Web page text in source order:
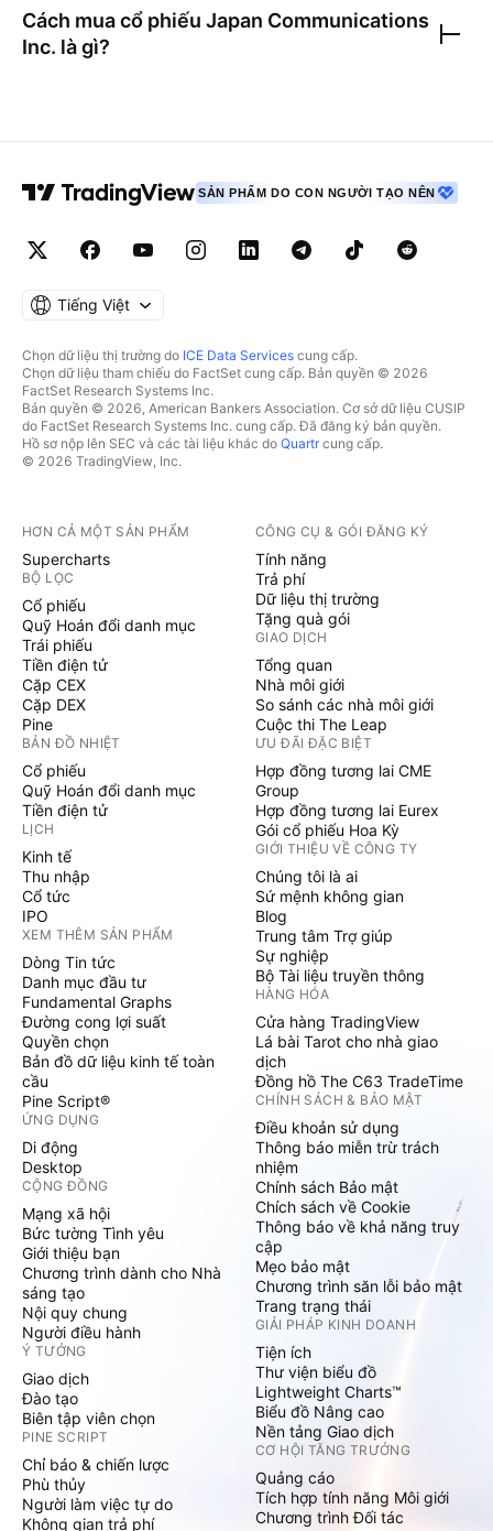
Cách mua cổ phiếu Japan Communications
Inc. là gì?
SẢN PHẨM DO CON NGƯỜI TẠO NÊN
Tiếng Việt
Chọn dữ liệu thị trường do ICE Data Services cung cấp.
Chọn dữ liệu tham chiếu do FactSet cung cấp. Bản quyền © 2026
FactSet Research Systems Inc.
Bản quyền © 2026, American Bankers Association. Cơ sở dữ liệu CUSIP
do FactSet Research Systems Inc. cung cấp. Đã đăng ký bản quyền.
Hồ sơ nộp lên SEC và các tài liệu khác do Quartrcung cấp.
© 2026 TradingView, Inc.
HƠN CẢ MỘT SẢN PHẨM
Supercharts
BỘ LỌC
Cổ phiếu
Quỹ Hoán đổi danh mục
Trái phiếu
Tiền điện tử
Cặp CEX
Cặp DEX
Pine
BẢN ĐỒ NHIỆT
Cổ phiếu
Quỹ Hoán đổi danh mục
Tiền điện tử
LỊCH
Kinh tế
Thu nhập
Cổ tức
IPO
XEM THÊM SẢN PHẨM
Dòng Tin tức
Danh mục đầu tư
Fundamental Graphs
Đường cong lợi suất
Quyền chọn
Bản đồ dữ liệu kinh tế toàn
cầu
Pine Script®
ỨNG DỤNG
Di động
Desktop
CỘNG ĐỒNG
Mạng xã hội
Bức tường Tình yêu
Giới thiệu bạn
Chương trình dành cho Nhà
sáng tạo
Nội quy chung
Người điều hành
Ý TƯỞNG
Giao dịch
Đào tạo
Biên tập viên chọn
PINE SCRIPT
Chỉ báo & chiến lược
Phù thủy
Người làm việc tự do
Không gian trả phí
CÔNG CỤ & GÓI ĐĂNG KÝ
Tính năng
Trả phí
Dữ liệu thị trường
Tặng quà gói
GIAO DỊCH
Tổng quan
Nhà môi giới
So sánh các nhà môi giới
Cuộc thi The Leap
ƯU ĐÃI ĐẶC BIỆT
Hợp đồng tương lai CME
Group
Hợp đồng tương lai Eurex
Gói cổ phiếu Hoa Kỳ
GIỚI THIỆU VỀ CÔNG TY
Chúng tôi là ai
Sứ mệnh không gian
Blog
Trung tâm Trợ giúp
Sự nghiệp
Bộ Tài liệu truyền thông
HÀNG HÓA
Cửa hàng TradingView
Lá bài Tarot cho nhà giao
dịch
Đồng hồ The C63 TradeTime
CHÍNH SÁCH & BẢO MẬT
Điều khoản sử dụng
Thông báo miễn trừ trách
nhiệm
Chính sách Bảo mật
Chích sách về Cookie
Thông báo về khả năng truy
cập
Mẹo bảo mật
Chương trình săn lỗi bảo mật
Trang trạng thái
GIẢI PHÁP KINH DOANH
Tiện ích
Thư viện biểu đồ
Lightweight Charts™
Biểu đồ Nâng cao
Nền tảng Giao dịch
CƠ HỘI TĂNG TRƯỞNG
Quảng cáo
Tích hợp tính năng Môi giới
Chương trình Đối tác